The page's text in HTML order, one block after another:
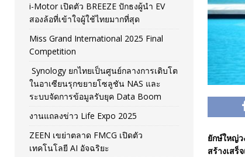
ยักษ์ใหญ่
สร้างเสร็
i-Motor เปิดตัว BREEZE ปักธงผู้นำ EV
สองล้อที่เข้าใจผู้ใช้ไทยมากที่สุด
Miss Grand International 2025 Final
Competition
Synology ยกไทยเป็นศูนย์กลางการเติบโต
ในอาเซียนรุกขยายโซลูชัน NAS และ
ระบบจัดการข้อมูลรับยุค Data Boom
งานแถลงข่าว Life Expo 2025
ZEEN เขย่าตลาด FMCG เปิดตัว
เทคโนโลยี AI อัจฉริยะ